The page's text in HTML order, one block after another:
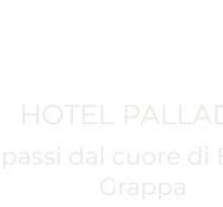
HOTEL
dal cuore di
Grappa